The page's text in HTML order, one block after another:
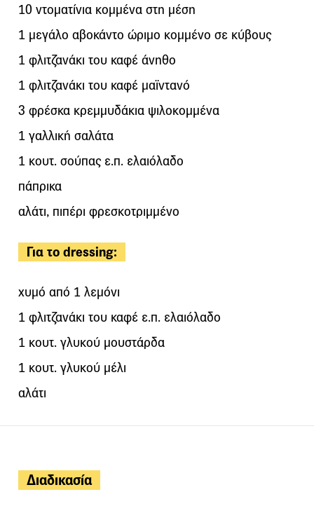
10 ντοματίνια κομμένα στη μέση
1 μεγάλο αβοκάντο ώριμο κομμένο σε κύβους
1 φλιτζανάκι του καφέ άνηθο
1 φλιτζανάκι του καφέ μαϊντανό
3 φρέσκα κρεμμυδάκια ψιλοκομμένα
1 γαλλική σαλάτα
1 κουτ. σούπας ε.π. ελαιόλαδο
πάπρικα
αλάτι, πιπέρι φρεσκοτριμμένο
Για το dressing:
χυμό από 1 λεμόνι
1 φλιτζανάκι του καφέ ε.π. ελαιόλαδο
1 κουτ. γλυκού μουστάρδα
1 κουτ. γλυκού μέλι
αλάτι
Διαδικασία